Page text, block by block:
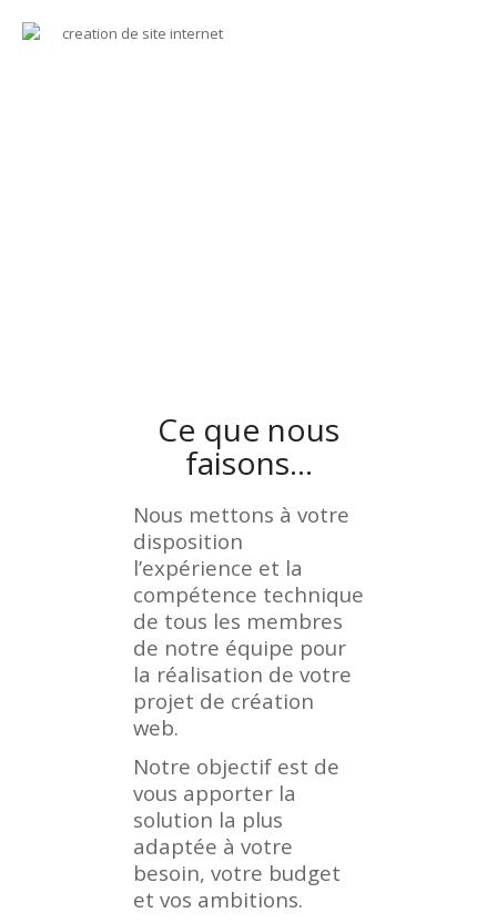
Ce que nous
faisons…
Nous mettons à votre
disposition
l’expérience et la
compétence technique
de tous les membres
de notre équipe pour
la réalisation de votre
projet de création
web.
Notre objectif est de
vous apporter la
solution la plus
adaptée à votre
besoin, votre budget
et vos ambitions.